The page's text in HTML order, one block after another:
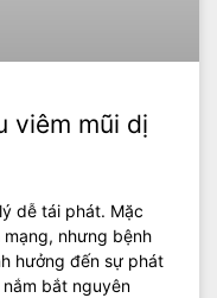
viêm mũi dị
dễ tái phát. Mặc
nhưng bệnh
hưởng đến sự phát
bắt nguyên